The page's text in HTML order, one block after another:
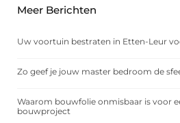
Meer Berichten
Uw voortuin bestraten in Etten-Leur
Zo geef je jouw master bedroom de
Waarom bouwfolie onmisbaar is voor
bouwproject